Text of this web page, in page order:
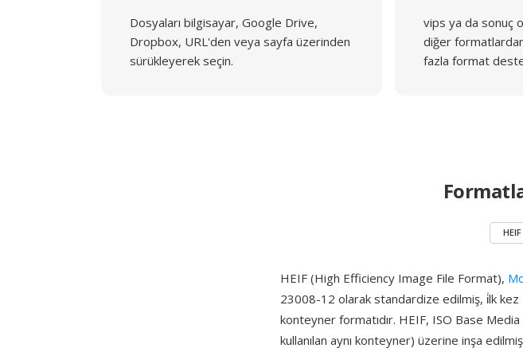
Dosyaları bilgisayar, Google Drive,
Dropbox, URL'den veya sayfa üzerinden
sürükleyerek seçin.
vips ya da sonuç
diğer
fazla format
HEIF
HEIF (High Efficiency Image File Format),
23008-12 olarak standardize edilmiş, i̇lk
konteyner formatıdır. HEIF, ISO Base
kullanılan aynı konteyner) üzerine inşa